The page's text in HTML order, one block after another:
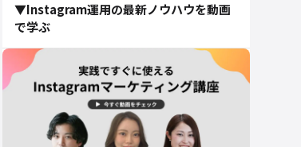
▼Instagram運用の最新ノウハウを動画
で学ぶ